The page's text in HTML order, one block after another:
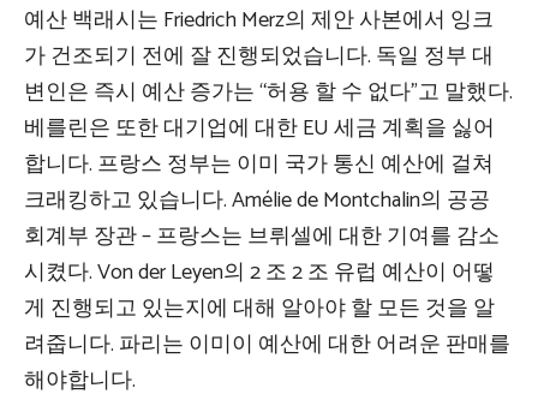
예산 백래시는 Friedrich Merz의 제안 사본에서 잉크
가 건조되기 전에 잘 진행되었습니다. 독일 정부 대
변인은 즉시 예산 증가는 “허용 할 수 없다”고 말했다.
베를린은 또한 대기업에 대한 EU 세금 계획을 싫어
합니다. 프랑스 정부는 이미 국가 통신 예산에 걸쳐
크래킹하고 있습니다. Amélie de Montchalin의 공공
회계부 장관 – 프랑스는 브뤼셀에 대한 기여를 감소
시켰다. Von der Leyen의 2 조 2 조 유럽 예산이 어떻
게 진행되고 있는지에 대해 알아야 할 모든 것을 알
려줍니다. 파리는 이미이 예산에 대한 어려운 판매를
해야합니다.